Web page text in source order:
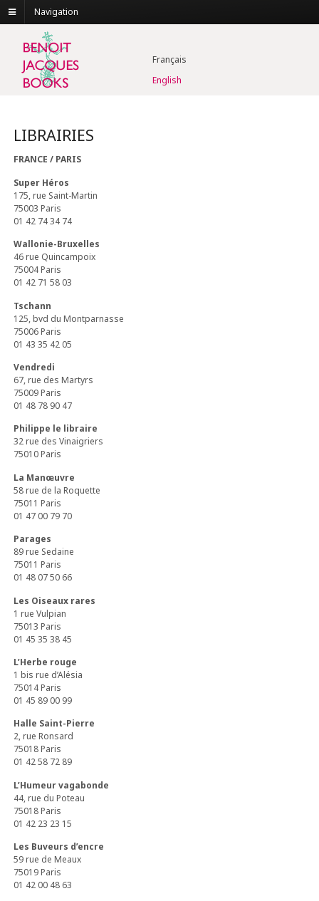
Navigation
Français
English
LIBRAIRIES
FRANCE / PARIS
Super Héros
175, rue Saint-Martin
75003 Paris
01 42 74 34 74
Wallonie-Bruxelles
46 rue Quincampoix
75004 Paris
01 42 71 58 03
Tschann
125, bvd du Montparnasse
75006 Paris
01 43 35 42 05
Vendredi
67, rue des Martyrs
75009 Paris
01 48 78 90 47
Philippe le libraire
32 rue des Vinaigriers
75010 Paris
La Manœuvre
58 rue de la Roquette
75011 Paris
01 47 00 79 70
Parages
89 rue Sedaine
75011 Paris
01 48 07 50 66
Les Oiseaux rares
1 rue Vulpian
75013 Paris
01 45 35 38 45
L’Herbe rouge
1 bis rue d’Alésia
75014 Paris
01 45 89 00 99
Halle Saint-Pierre
2, rue Ronsard
75018 Paris
01 42 58 72 89
L’Humeur vagabonde
44, rue du Poteau
75018 Paris
01 42 23 23 15
Les Buveurs d’encre
59 rue de Meaux
75019 Paris
01 42 00 48 63